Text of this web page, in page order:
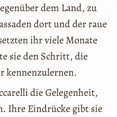
dem Land, zu
dort und der raue
ihr viele Monate
sie den Schritt, die
kennenzulernen.
die Gelegenheit,
Ihre Eindrücke gibt sie